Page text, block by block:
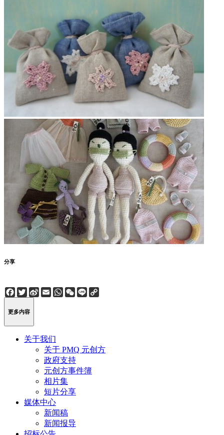
分享
Facebook
Twitter
Sina
Weibo
EmailWhatsApp
WeChat
Line
更多内容
关于我们
关于 PMQ 元创方
政府支持
元创方事件簿
相片集
短片分享
媒体中心
新闻稿
新闻报导